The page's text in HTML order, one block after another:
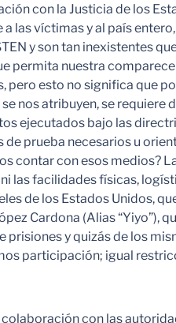
con la Justicia de los
las víctimas y al país
y son tan inexistentes
permita nuestra
pero esto no significa que
nos atribuyen, se
ejecutados bajo las
prueba necesarios u
contar con esos medios?
las facilidades físicas,
de los Estados Unidos,
Cardona (Alias “Yiyo”),
y quizás de los
participación; igual
con las